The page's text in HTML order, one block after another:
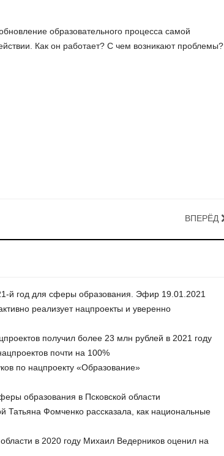
образовательного процесса самой
Как он работает? С чем возникают проблемы?
ВПЕРЁД
й год для сферы образования. Эфир 19.01.2021
реализует нацпроекты и уверенно
получил более 23 млн рублей в 2021 году
почти на 100%
по нацпроекту «Образование»
образования в Псковской области
Татьяна Фомченко рассказала, как национальные
в 2020 году Михаил Ведерников оценил на